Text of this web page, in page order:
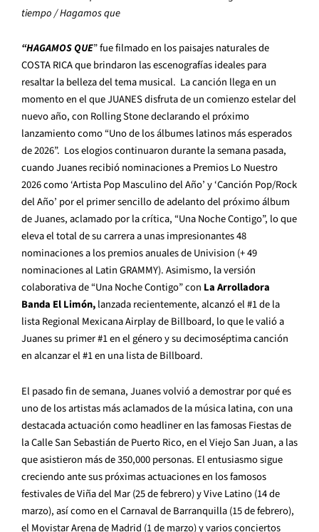
tiempo / Hagamos que
“HAGAMOS QUE” fue filmado en los paisajes naturales de
COSTA RICA que brindaron las escenografías ideales para
resaltar la belleza del tema musical. La canción llega en un
momento en el que JUANES disfruta de un comienzo estelar del
nuevo año, con Rolling Stone declarando el próximo
lanzamiento como “Uno de los álbumes latinos más esperados
de 2026”. Los elogios continuaron durante la semana pasada,
cuando Juanes recibió nominaciones a Premios Lo Nuestro
2026 como ‘Artista Pop Masculino del Año’ y ‘Canción Pop/Rock
del Año’ por el primer sencillo de adelanto del próximo álbum
de Juanes, aclamado por la crítica, “Una Noche Contigo”, lo que
eleva el total de su carrera a unas impresionantes 48
nominaciones a los premios anuales de Univision (+ 49
nominaciones al Latin GRAMMY). Asimismo, la versión
colaborativa de “Una Noche Contigo” con La Arrolladora
Banda El Limón,lanzada recientemente, alcanzó el #1 de la
lista Regional Mexicana Airplay de Billboard, lo que le valió a
Juanes su primer #1 en el género y su decimoséptima canción
en alcanzar el #1 en una lista de Billboard.
El pasado fin de semana, Juanes volvió a demostrar por qué es
uno de los artistas más aclamados de la música latina, con una
destacada actuación como headliner en las famosas Fiestas de
la Calle San Sebastián de Puerto Rico, en el Viejo San Juan, a las
que asistieron más de 350,000 personas. El entusiasmo sigue
creciendo ante sus próximas actuaciones en los famosos
festivales de Viña del Mar (25 de febrero) y Vive Latino (14 de
marzo), así como en el Carnaval de Barranquilla (15 de febrero),
el Movistar Arena de Madrid (1 de marzo) y varios conciertos